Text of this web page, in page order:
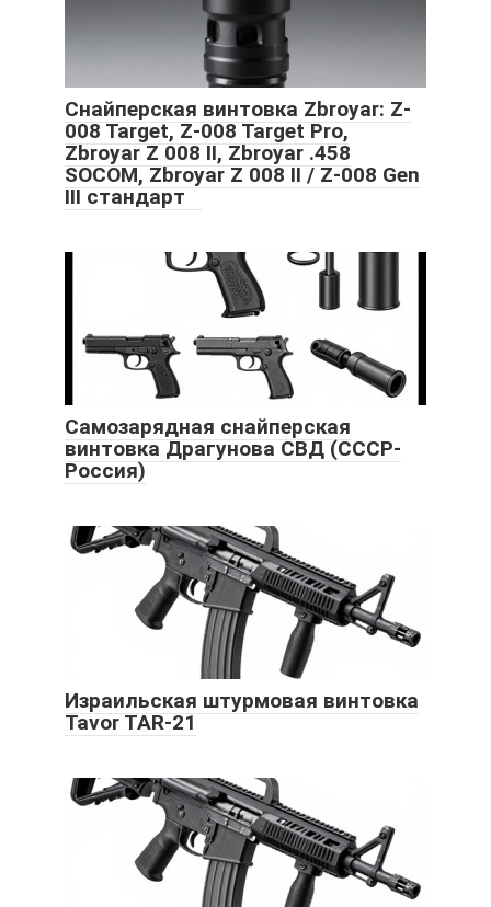
Снайперская винтовка Zbroyar: Z-
008 Target, Z-008 Target Pro,
Zbroyar Z 008 II, Zbroyar .458
SOCOM, Zbroyar Z 008 II / Z-008 Gen
III стандарт
Самозарядная снайперская
винтовка Драгунова СВД (СССР-
Россия)
Израильская штурмовая винтовка
Tavor TAR-21